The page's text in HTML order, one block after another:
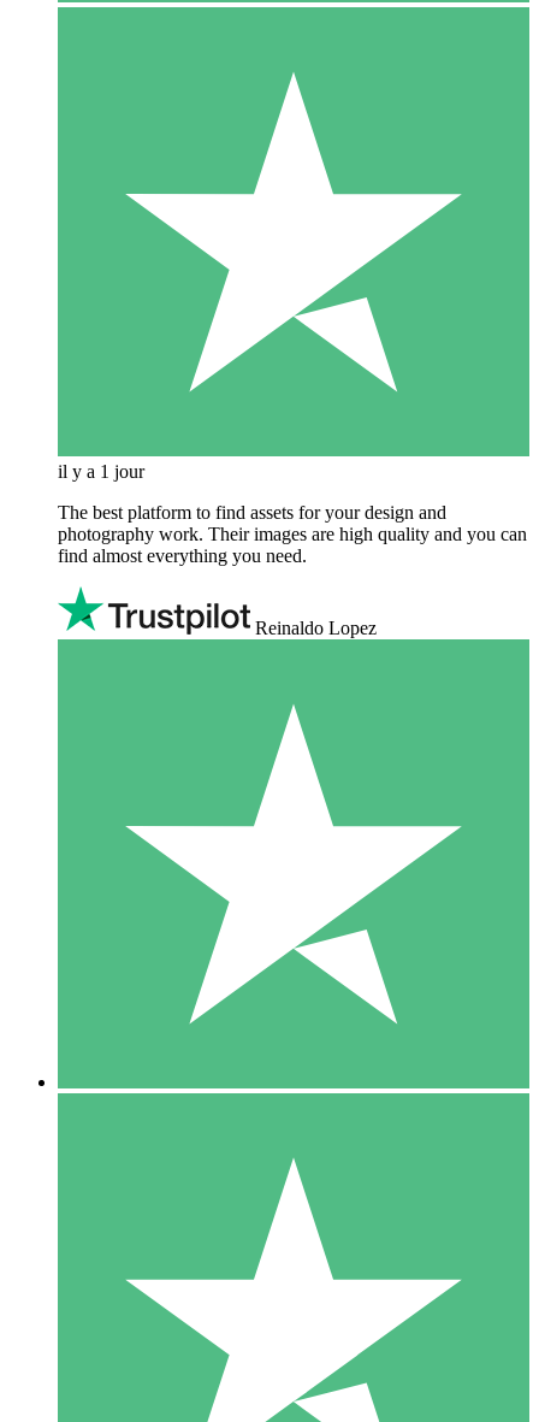
il y a 1 jour
The best platform to find assets for your design and
photography work. Their images are high quality and you can
find almost everything you need.
Reinaldo Lopez